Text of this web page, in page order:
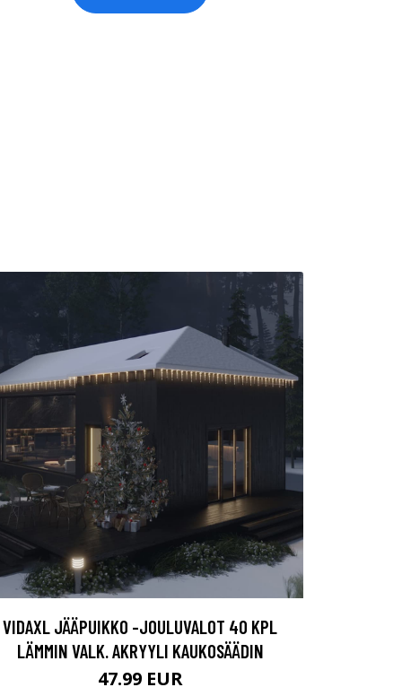
VIDAXL JÄÄPUIKKO -JOULUVALOT 40 KPL
LÄMMIN VALK. AKRYYLI KAUKOSÄÄDIN
47.99 EUR